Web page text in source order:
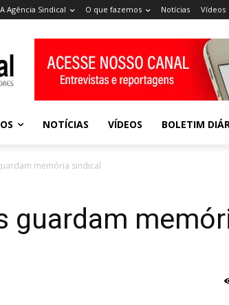
A Agência Sindical O que fazemos Notícias Vídeos
NOTÍCIAS VÍDEOS BOLETIM
memória sindical
guardam